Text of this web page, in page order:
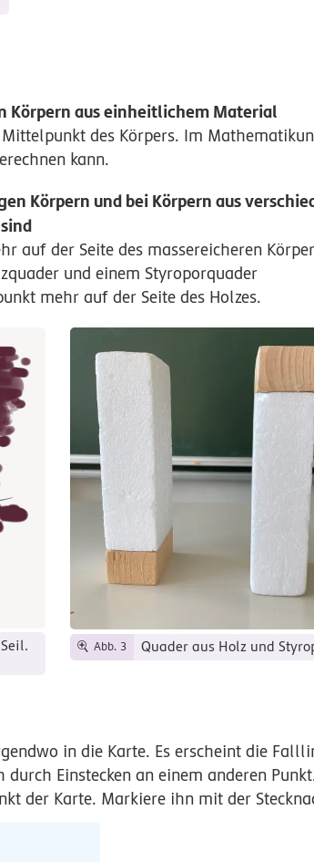
Körpern aus einheitlichem Material
des Körpers. Im
kann.
Körpern und bei Körpern aus
auf der Seite des massereicheren
und einem Styroporquader
mehr auf der Seite des Holzes.
Abb. 3 Quader aus Holz und
in die Karte. Es erscheint die
Einstecken an einem anderen
der Karte. Markiere ihn mit der